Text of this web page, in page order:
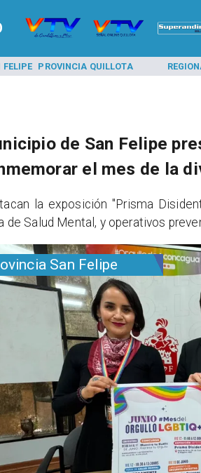
FELIPE PROVINCIA QUILLOTA
San Felipe
de San Felipe
el mes de la
la exposición "Prisma
de Salud Mental, y operativos